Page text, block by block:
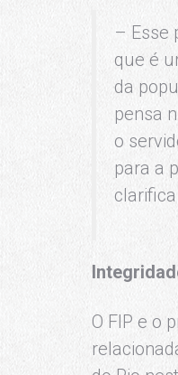
– Esse
que é
da
pensa
o
para a
O FIP e o